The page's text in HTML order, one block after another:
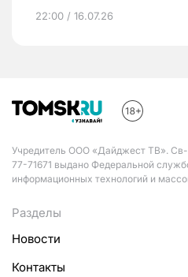
22:00 / 16.07.26
Учредитель ООО «Дайджест ТВ».
77-71671 выдано Федеральной
информационных технологий и
Разделы
Новости
Контакты